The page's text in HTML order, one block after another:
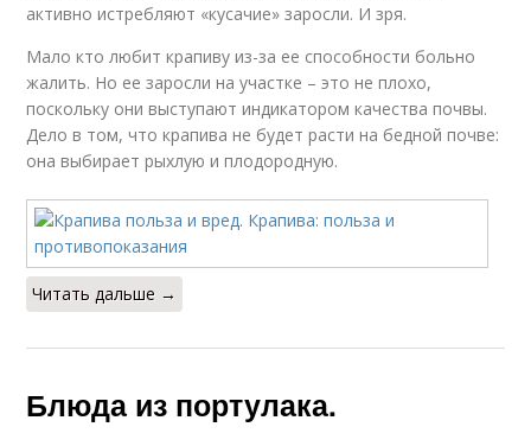
активно истребляют «кусачие» заросли. И зря.
Мало кто любит крапиву из-за ее способности больно
жалить. Но ее заросли на участке – это не плохо,
поскольку они выступают индикатором качества почвы.
Дело в том, что крапива не будет расти на бедной почве:
она выбирает рыхлую и плодородную.
Читать дальше →
Блюда из портулака.